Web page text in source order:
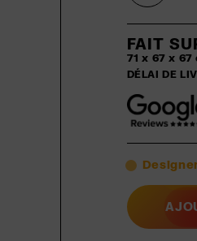
FAIT
71 x 67 x 67
DÉLAI DE